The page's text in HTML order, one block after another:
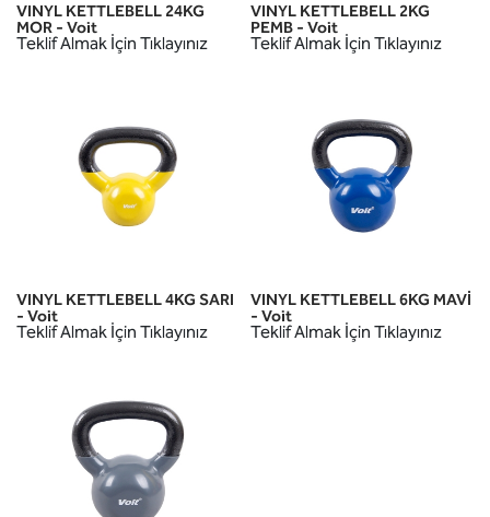
VINYL KETTLEBELL 24KG
MOR - Voit
Teklif Almak İçin Tıklayınız
VINYL KETTLEBELL 2KG
PEMB - Voit
Teklif Almak İçin Tıklayınız
VINYL KETTLEBELL 4KG SARI
- Voit
Teklif Almak İçin Tıklayınız
VINYL KETTLEBELL 6KG MAVİ
- Voit
Teklif Almak İçin Tıklayınız